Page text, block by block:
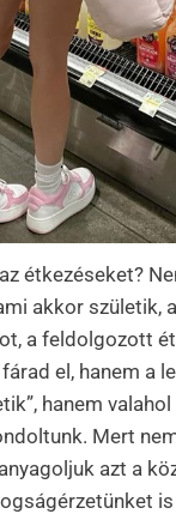
étkezéseket?
akkor születik,
a feldolgozott
el, hanem a
hanem
Mert
azt a